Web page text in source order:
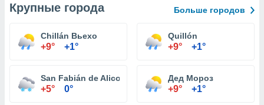
Крупные города Больше городов
Chillán Вьехо
+9° +1°
Quillón
+9° +1°
San Fabián de Alico
+5° 0°
Дед Мороз
+9° +1°